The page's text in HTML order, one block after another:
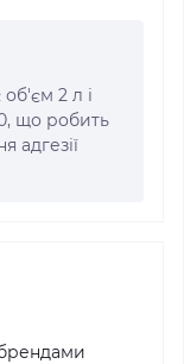
об'єм 2 л і
що робить
адгезії